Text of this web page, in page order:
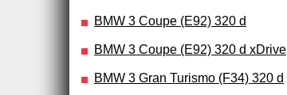
BMW 3 Coupe (E92) 320 d
BMW 3 Coupe (E92) 320 d xDrive
BMW 3 Gran Turismo (F34) 320 d